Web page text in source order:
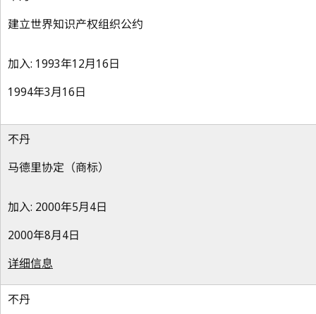
建立世界知识产权组织公约
加入: 1993年12月16日
1994年3月16日
不丹
马德里协定（商标）
加入: 2000年5月4日
2000年8月4日
详细信息
不丹